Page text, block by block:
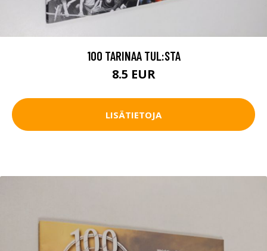
100 TARINAA TUL:STA
8.5 EUR
LISÄTIETOJA